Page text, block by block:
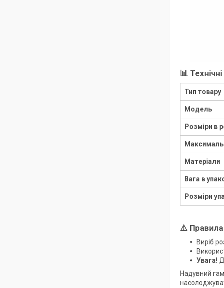
📊
Тип товару
Модель
Розміри в
Матеріали
Вага в
Розміри
⚠️ Правила
Виріб
Увага!
Надувний